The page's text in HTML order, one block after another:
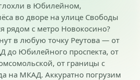
в Юбилейном,
во дворе на улице Свободы
рядом с метро Новокосино?
в любую точку Реутова — от
до Юбилейного проспекта, от
от границы с
на МКАД. Аккуратно погрузим